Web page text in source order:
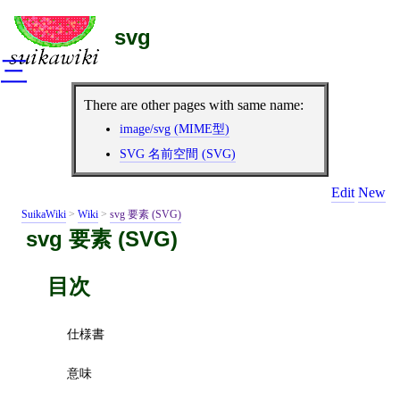
svg
There are other pages with same name:
image/svg (MIME型)
SVG 名前空間 (SVG)
Edit New
SuikaWiki > Wiki > svg 要素 (SVG)
svg 要素 (SVG)
目次
仕様書
意味
三